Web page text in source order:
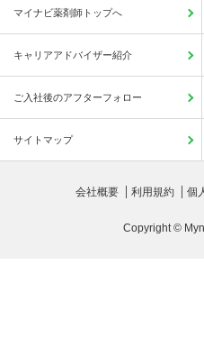
マイナビ薬剤師トップへ
キャリアアドバイザー紹介
ご入社後のアフターフォロー
サイトマップ
会社概要 利用規約 個
Copyright ©